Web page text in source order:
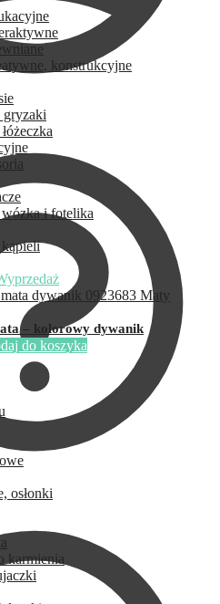
konstrukcyjne
i fotelika
– kolorowy dywanik
do koszyka
osłonki
karmienia